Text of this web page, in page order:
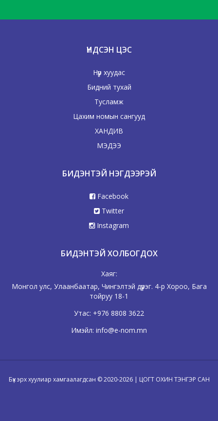
ҮНДСЭН ЦЭС
Нүүр хуудас
Бидний тухай
Тусламж
Цахим номын сангууд
ХАНДИВ
МЭДЭЭ
БИДЭНТЭЙ НЭГДЭЭРЭЙ
Facebook
Twitter
Instagram
БИДЭНТЭЙ ХОЛБОГДОХ
Хаяг:
Монгол улс, Улаанбаатар, Чингэлтэй дүүрэг. 4-р Хороо, Бага
тойруу 18-1
Утас: +976 8808 3622
Имэйл: info@e-nom.mn
Бүх эрх хуулиар хамгаалагдсан © 2020-2026 | ЦОГТ ОХИН ТЭНГЭР САН